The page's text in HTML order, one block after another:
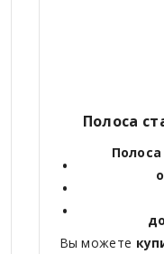
Полоса
Вы можете